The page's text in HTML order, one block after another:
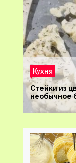
Кухня
Стейки из
необычное